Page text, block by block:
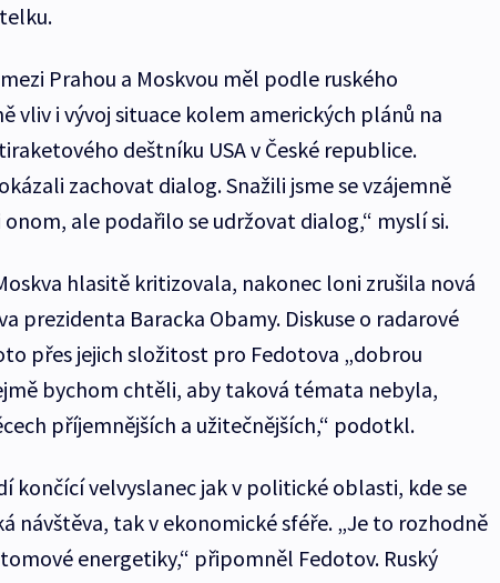
Prahou a Moskvou měl podle ruského
vliv i vývoj situace kolem amerických plánů na
deštníku USA v České republice.
zachovat dialog. Snažili jsme se vzájemně
ale podařilo se udržovat dialog,“ myslí si.
hlasitě kritizovala, nakonec loni zrušila nová
prezidenta Baracka Obamy. Diskuse o radarové
přes jejich složitost pro Fedotova „dobrou
bychom chtěli, aby taková témata nebyla,
příjemnějších a užitečnějších,“ podotkl.
končící velvyslanec jak v politické oblasti, kde se
návštěva, tak v ekonomické sféře. „Je to rozhodně
energetiky,“ připomněl Fedotov. Ruský